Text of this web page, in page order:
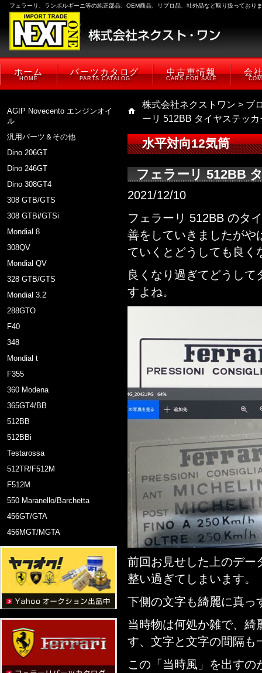
フェラーリ、ランボルギーニ等の純正部品、OEM商品、リプロ品、社外品など取り扱っており
ホーム
HOME
パーツカタログ
PARTS CATALOG
中古車情報
CARS FOR SALE
会
AGIP Novecento エンジンオイ
ル
汎用パーツ＆その他
Dino 206GT
Dino 246GT
Dino 308GT4
308 GTB/GTS
308 GTBi/GTSi
Mondial 8
308QV
Mondial QV
328 GTB/GTS
Mondial 3.2
288GTO
F40
348
Mondial t
F355
360 Modena
365GT4/BB
512BB
512BBi
Testarossa
512TR/F512M
F512M
550 Maranello/Barchetta
456GT/GTA
456MGT/MGTA
株式会社ネクストワン > ブ
ーリ 512BB タイヤステッ
水平対向12気筒
フェラーリ 512BB
2021/12/10
フェラーリ 512BB のタ
善をしていきましたがや
ていくとどうしても良く
良くなり過ぎてどうし
すよね。
前回お見せした上のデー
整い過ぎてしまいます。
下側の文字も綺麗に真っ
当時物は何処か雑で、
す、文字と文字の間隔も
この「当時風」を出す